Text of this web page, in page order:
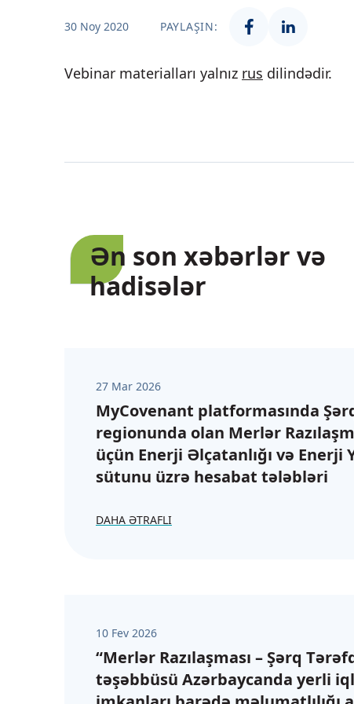
30 Noy 2020 PAYLAŞIN:
Vebinar materialları yalnız rus dilindədir.
Ən son xəbərlər və
hadisələr
27 Mar 2026
MyCovenant platformasında
regionunda olan Merlər
üçün Enerji Əlçatanlığı və Enerji
sütunu üzrə hesabat tələbləri
DAHA ƏTRAFLI
10 Fev 2026
“Merlər Razılaşması – Şərq
təşəbbüsü Azərbaycanda yerli